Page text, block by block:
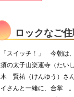
ロックなご
「スイッチ！」 今朝は
須の太子山楽運寺（た
木 賢祐（けんゆう）さ
イさんと一緒に、合掌...